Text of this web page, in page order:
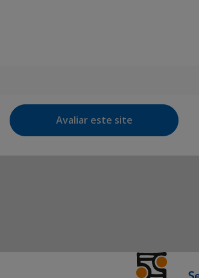
Avaliar este site